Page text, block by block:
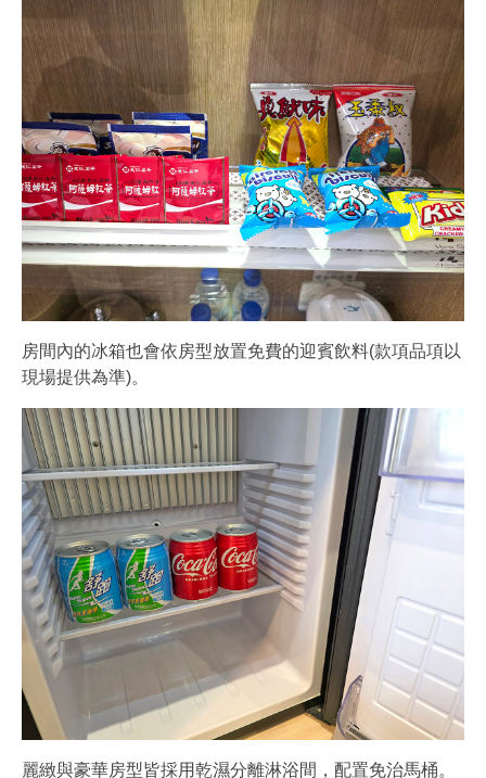
房間內的冰箱也會依房型放置免費的迎賓飲料(款項品項以
現場提供為準)。
麗緻與豪華房型皆採用乾濕分離淋浴間，配置免治馬桶。